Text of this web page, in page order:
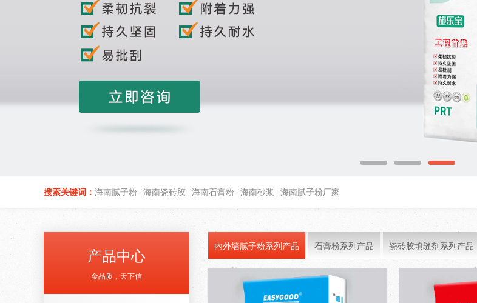
搜索关键词： 海南腻子粉 海南瓷砖胶 海南石膏粉 海南砂浆 海南腻子粉厂家
产品中心
金品质，天下信
内外墙腻子粉系列产品 石膏粉系列产品 瓷砖胶填缝剂系列产品